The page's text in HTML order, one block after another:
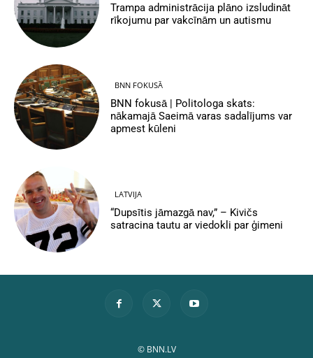
Trampa administrācija plāno izsludināt
rīkojumu par vakcīnām un autismu
BNN FOKUSĀ
BNN fokusā | Politologa skats:
nākamajā Saeimā varas sadalījums var
apmest kūleni
LATVIJA
“Dupsītis jāmazgā nav,” – Kivičs
satracina tautu ar viedokli par ģimeni
© BNN.LV